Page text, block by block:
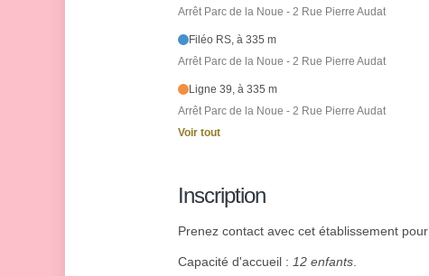
Arrêt Parc de la Noue - 2 Rue Pierre Audat
Filéo RS, à 335 m
Arrêt Parc de la Noue - 2 Rue Pierre Audat
Ligne 39, à 335 m
Arrêt Parc de la Noue - 2 Rue Pierre Audat
Voir tout
Inscription
Prenez contact avec cet établissement
Capacité d'accueil : 12 enfants.